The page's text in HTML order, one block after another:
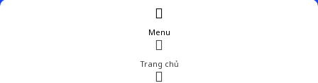
Menu
Trang chủ